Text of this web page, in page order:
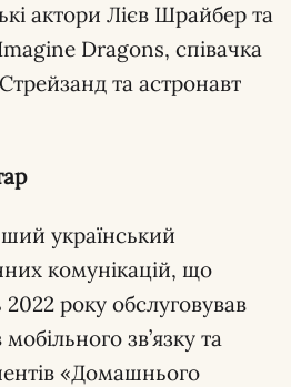
актори Лієв Шрайбер та
Dragons, співачка
та астронавт
український
комунікацій, що
року обслуговував
зв’язку та
«Домашнього